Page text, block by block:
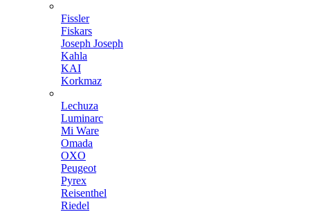
Fissler
Fiskars
Joseph Joseph
Kahla
KAI
Korkmaz
Lechuza
Luminarc
Mi Ware
Omada
OXO
Peugeot
Pyrex
Reisenthel
Riedel